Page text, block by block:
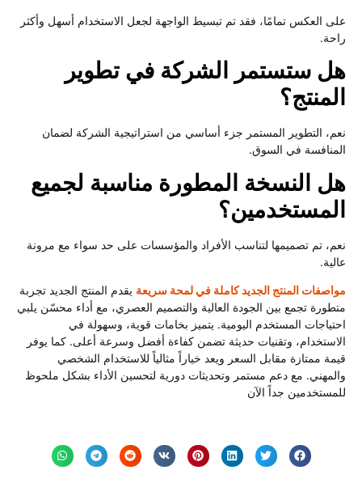
على العكس تمامًا، فقد تم تبسيط الواجهة لجعل الاستخدام أسهل وأكثر
راحة.
هل ستستمر الشركة في تطوير
المنتج؟
نعم، التطوير المستمر جزء أساسي من استراتيجية الشركة لضمان
المنافسة في السوق.
هل النسخة المطورة مناسبة لجميع
المستخدمين؟
نعم، تم تصميمها لتناسب الأفراد والمؤسسات على حد سواء مع مرونة
عالية.
مواصفات المنتج الجديد كاملة في لمحة سريعة يقدم المنتج الجديد تجربة
متطورة تجمع بين الجودة العالية والتصميم العصري، مع أداء محسّن يلبي
احتياجات المستخدم اليومية. يتميز بخامات قوية، وسهولة في
الاستخدام، وتقنيات حديثة تضمن كفاءة أفضل وسرعة أعلى. كما يوفر
قيمة ممتازة مقابل السعر ويعد خياراً مثالياً للاستخدام الشخصي
والمهني. مع دعم مستمر وتحديثات دورية لتحسين الأداء بشكل ملحوظ
للمستخدمين جداً الآن